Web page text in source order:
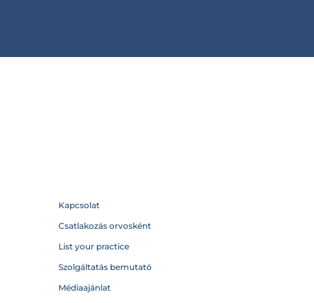
Kapcsolat
Csatlakozás orvosként
List your practice
Szolgáltatás bemutató
Médiaajánlat